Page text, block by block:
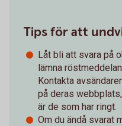
Tips för att
Låt bli att svara på
lämna
Kontakta
på deras
är de som har ringt.
Om du ändå svarat